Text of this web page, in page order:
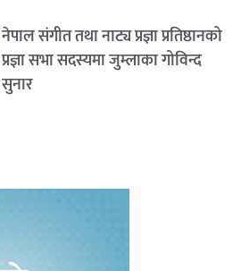
नेपाल संगीत तथा नाट्य प्रज्ञा प्रतिष्ठानको
प्रज्ञा सभा सदस्यमा जुम्लाका गोविन्द
सुनार